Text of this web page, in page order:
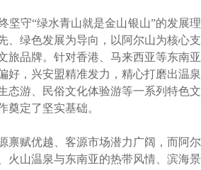
守“绿水青山就是金山银山”的发展理
、绿色发展为导向，以阿尔山为核心支
旅品牌。针对香港、马来西亚等东南亚
好，兴安盟精准发力，精心打磨出温泉
态游、民俗文化体验游等一系列特色文
奠定了坚实基础。
赋优越、客源市场潜力广阔，而阿尔
火山温泉与东南亚的热带风情、滨海景